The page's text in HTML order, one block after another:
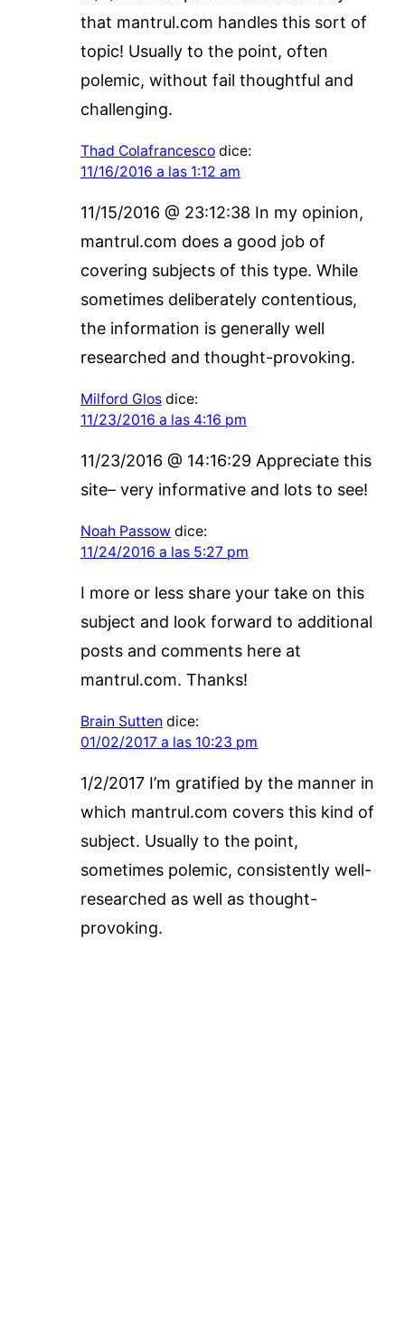
that mantrul.com handles this sort of
topic! Usually to the point, often
polemic, without fail thoughtful and
challenging.
Thad Colafrancesco dice:
11/16/2016 a las 1:12 am
11/15/2016 @ 23:12:38 In my opinion,
mantrul.com does a good job of
covering subjects of this type. While
sometimes deliberately contentious,
the information is generally well
researched and thought-provoking.
Milford Glos dice:
11/23/2016 a las 4:16 pm
11/23/2016 @ 14:16:29 Appreciate this
site– very informative and lots to see!
Noah Passow dice:
11/24/2016 a las 5:27 pm
I more or less share your take on this
subject and look forward to additional
posts and comments here at
mantrul.com. Thanks!
Brain Sutten dice:
01/02/2017 a las 10:23 pm
1/2/2017 I’m gratified by the manner in
which mantrul.com covers this kind of
subject. Usually to the point,
sometimes polemic, consistently well-
researched as well as thought-
provoking.